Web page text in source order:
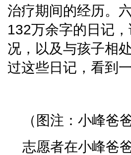
治疗期间的经历。
132万余字的日记
况，以及与孩子相
过这些日记，看到
（图注：小峰爸
志愿者在小峰爸